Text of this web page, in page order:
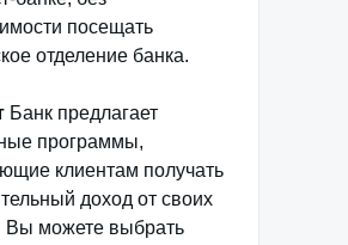
посещать
отделение банка.
Банк предлагает
программы,
клиентам получать
доход от своих
Вы можете выбрать